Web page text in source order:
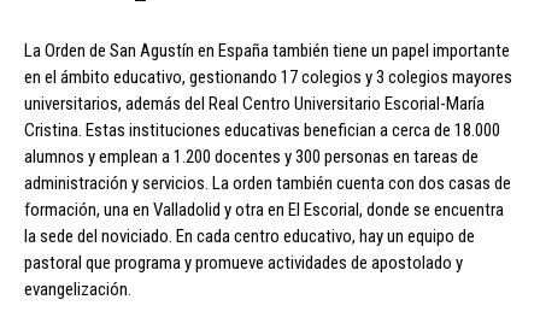
La Orden de San Agustín en España también tiene un papel importante
en el ámbito educativo, gestionando 17 colegios y 3 colegios mayores
universitarios, además del Real Centro Universitario Escorial-María
Cristina. Estas instituciones educativas benefician a cerca de 18.000
alumnos y emplean a 1.200 docentes y 300 personas en tareas de
administración y servicios. La orden también cuenta con dos casas de
formación, una en Valladolid y otra en El Escorial, donde se encuentra
la sede del noviciado. En cada centro educativo, hay un equipo de
pastoral que programa y promueve actividades de apostolado y
evangelización.